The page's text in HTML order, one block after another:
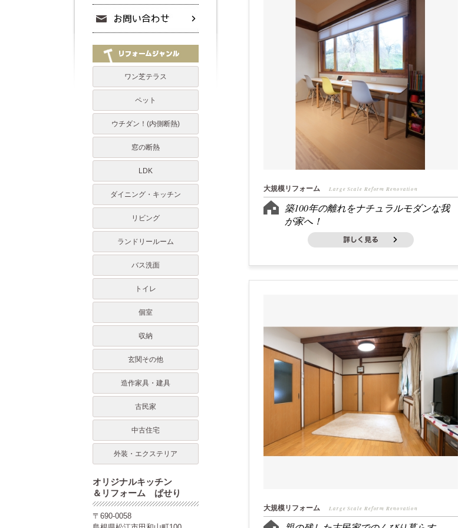
大規模リフォーム Large Scale Reform Renovation
築100年の離れをナチュラルモダンな我
が家へ！
大規模リフォーム Large Scale Reform Renovation
ワン芝テラス
ペット
ウチダン！(内側断熱)
窓の断熱
LDK
ダイニング・キッチン
リビング
ランドリールーム
バス洗面
トイレ
個室
収納
玄関その他
造作家具・建具
古民家
中古住宅
外装・エクステリア
オリジナルキッチン
＆リフォーム ぱせり
〒690-0058